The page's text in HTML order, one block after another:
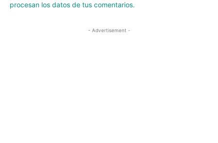
procesan los datos de tus comentarios.
- Advertisement -